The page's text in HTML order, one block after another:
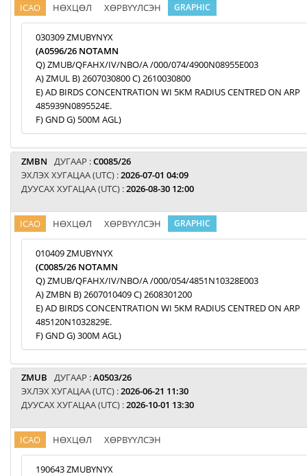
ICAO НӨХЦӨЛ ХӨРВҮҮЛСЭН GRAPHIC
030309 ZMUBYNYX
(A0596/26 NOTAMN
Q) ZMUB/QFAHX/IV/NBO/A /000/074/4900N08955E003
A) ZMUL B) 2607030800 C) 2610030800
E) AD BIRDS CONCENTRATION WI 5KM RADIUS CENTRED ON ARP
485939N0895524E.
F) GND G) 500M AGL)
ZMBN ДУГААР :C0085/26
ЭХЛЭХ ХУГАЦАА (UTC) :2026-07-01 04:09
ДУУСАХ ХУГАЦАА (UTC) :2026-08-30 12:00
ICAO НӨХЦӨЛ ХӨРВҮҮЛСЭН GRAPHIC
010409 ZMUBYNYX
(C0085/26 NOTAMN
Q) ZMUB/QFAHX/IV/NBO/A /000/054/4851N10328E003
A) ZMBN B) 2607010409 C) 2608301200
E) AD BIRDS CONCENTRATION WI 5KM RADIUS CENTRED ON ARP
485120N1032829E.
F) GND G) 300M AGL)
ZMUB ДУГААР :A0503/26
ЭХЛЭХ ХУГАЦАА (UTC) :2026-06-21 11:30
ДУУСАХ ХУГАЦАА (UTC) :2026-10-01 13:30
ICAO НӨХЦӨЛ ХӨРВҮҮЛСЭН
190643 ZMUBYNYX